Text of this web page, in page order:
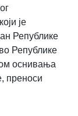
је
Републике
Републике
оснивања
преноси